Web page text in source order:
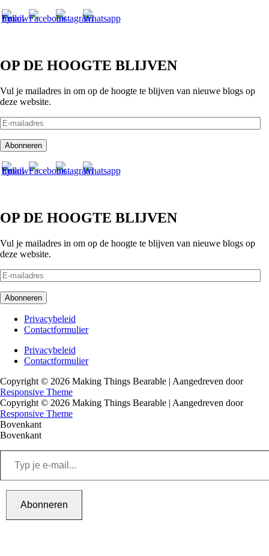
OP DE HOOGTE BLIJVEN
Vul je mailadres in om op de hoogte te blijven van nieuwe blogs op
deze website.
E-
mailadres
Abonneren
OP DE HOOGTE BLIJVEN
Vul je mailadres in om op de hoogte te blijven van nieuwe blogs op
deze website.
E-
mailadres
Abonneren
Footer
menu
Privacybeleid
Contactformulier
Footer
menu
Privacybeleid
Contactformulier
Copyright © 2026 Making Things Bearable | Aangedreven door
Responsive Theme
Copyright © 2026 Making Things Bearable | Aangedreven door
Responsive Theme
Bovenkant
Bovenkant
Abonneren